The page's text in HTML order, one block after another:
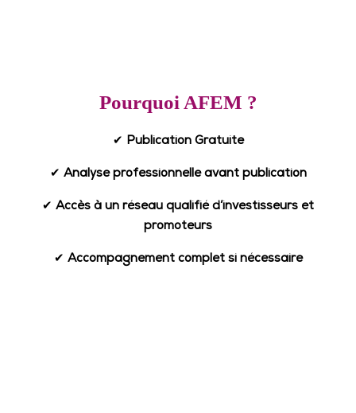
Pourquoi AFEM ?
✔ Publication Gratuite
✔ Analyse professionnelle avant publication
✔ Accès à un réseau qualifié d’investisseurs et
promoteurs
✔ Accompagnement complet si nécessaire